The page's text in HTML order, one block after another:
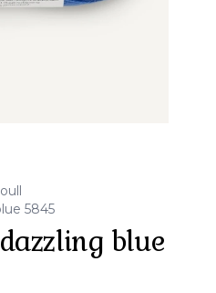
5845
blue